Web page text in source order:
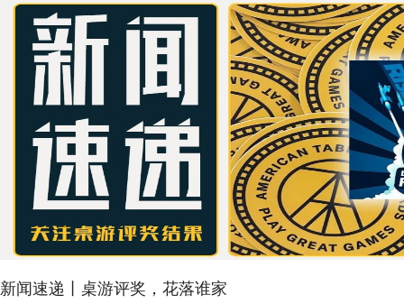
新闻速递丨桌游评奖，花落谁家